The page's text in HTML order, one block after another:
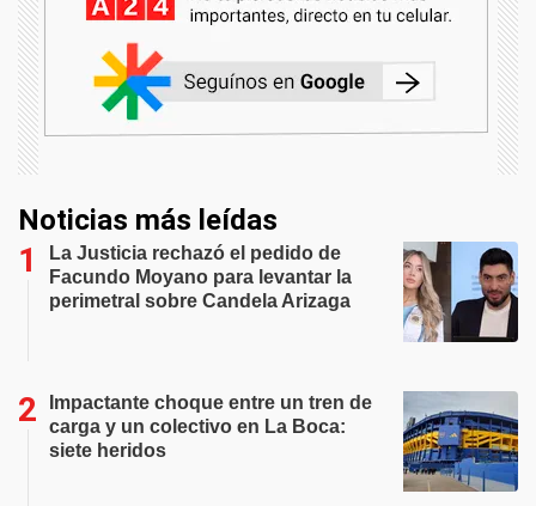
Noticias más leídas
La Justicia rechazó el pedido de
Facundo Moyano para levantar la
perimetral sobre Candela Arizaga
Impactante choque entre un tren de
carga y un colectivo en La Boca:
siete heridos